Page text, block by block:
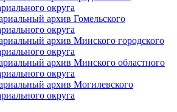
округа
архив Гомельского
округа
архив Минского городского
округа
архив Минского областного
округа
архив Могилевского
округа